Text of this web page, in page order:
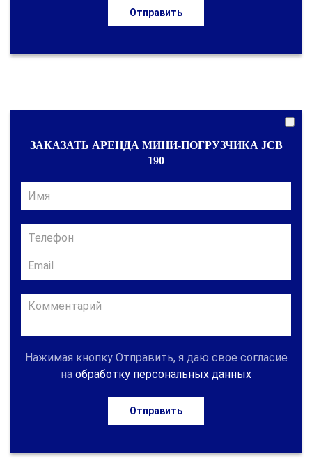
Отправить
ЗАКАЗАТЬ АРЕНДА МИНИ-ПОГРУЗЧИКА JCB
190
Нажимая кнопку Отправить, я даю свое согласие
на обработку персональных данных
Отправить